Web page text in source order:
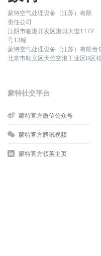
蒙特空气处理设备（江苏）有限
责任公司
江阴市临港开发区港城大道1172
号13幢
蒙特空气处理设备（江苏）有限责
北京市顺义区天竺空港工业区B区
蒙特社交平台
蒙特官方微信公众号
蒙特官方腾讯视频
蒙特官方领英主页